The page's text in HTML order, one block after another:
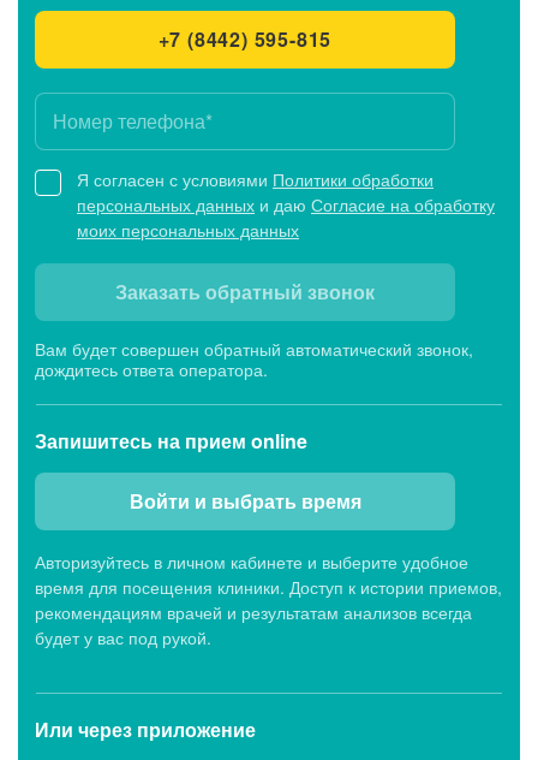
+7 (8442) 595-815
Я согласен с условиями Политики обработки
персональных данных и даю Согласие на обработку
моих персональных данных
Заказать обратный звонок
Вам будет совершен обратный автоматический звонок,
дождитесь ответа оператора.
Запишитесь на прием online
Войти и выбрать время
Авторизуйтесь в личном кабинете и выберите удобное
время для посещения клиники. Доступ к истории приемов,
рекомендациям врачей и результатам анализов всегда
будет у вас под рукой.
Или через приложение